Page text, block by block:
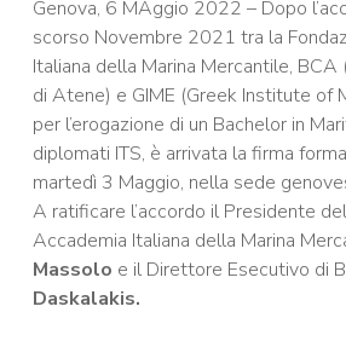
Genova, 6 MAggio 2022 – Dopo l’
scorso Novembre 2021 tra la
Italiana della Marina Mercantile, BCA
di Atene) e GIME (Greek Institute of
per l’erogazione di un Bachelor in
diplomati ITS, è arrivata la firma
martedì 3 Maggio, nella sede
A ratificare l’accordo il Presidente
Accademia Italiana della Marina
Massolo e il Direttore Esecutivo di
Daskalakis.